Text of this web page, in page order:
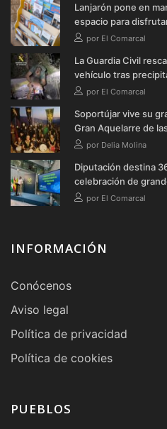
Lanjarón pone en
espacio para
verano
por El Comarcal
La Guardia Civil
vehículo tras
Soportújar
por El Comarcal
Soportújar vive su
Gran Aquelarre de
por Delia Molina
Diputación destina
celebración de
provincia durante
por El Comarcal
INFORMACIÓN
Conócenos
Aviso legal
Política de privacidad
Política de cookies
PUEBLOS